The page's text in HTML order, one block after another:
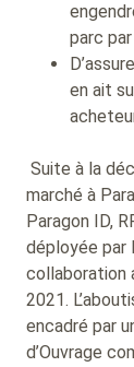
parc par
en ait
Suite à la
marché à
Paragon ID,
déployée par
collaboration
2021.
encadré par
d’Ouvrage